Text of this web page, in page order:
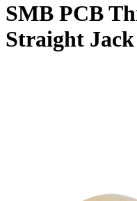
SMB PCB
Straight